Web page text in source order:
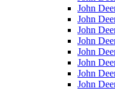
John
John
John
John
John
John
John
John